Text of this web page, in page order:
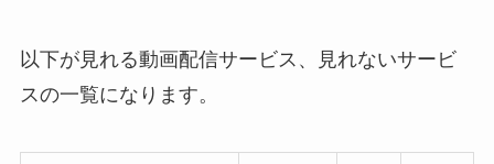
以下が見れる動画配信サービス、見れないサービ
スの一覧になります。